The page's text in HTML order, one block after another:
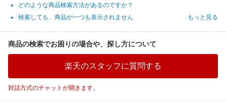
どのような商品検索方法があるのですか？
検索しても、商品が一つも表示されません
もっと見る
商品の検索でお困りの場合や、探し方について
楽天のスタッフに質問する
対話方式のチャットが開きます。